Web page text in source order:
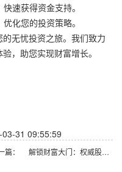
速获得资金支持。
化您的投资策略。
无忧投资之旅。我们致力
，助您实现财富增长。
31 09:55:59
篇： 解锁财富大门：权威股票配资公司网站